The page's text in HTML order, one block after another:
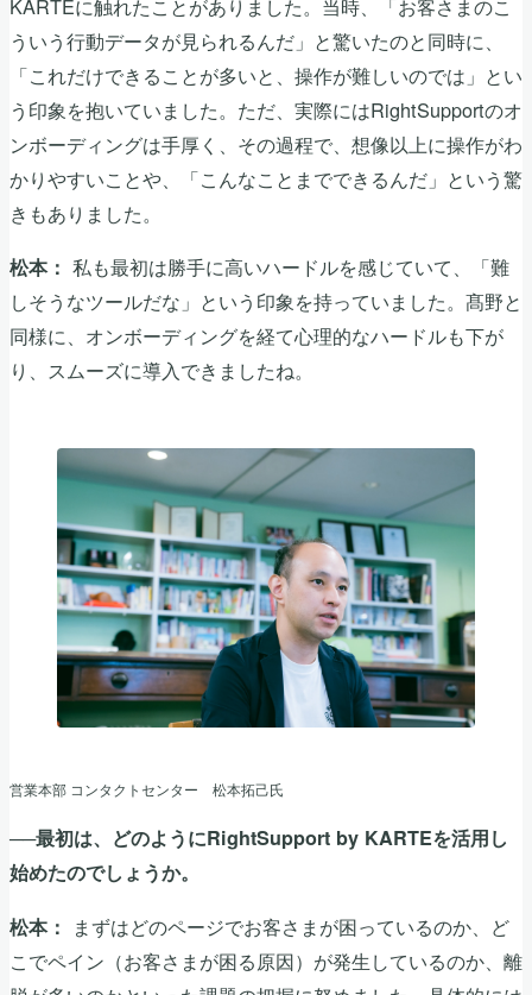
ういう行動データが見られるんだ」と驚いたのと同時に、
「これだけできることが多いと、操作が難しいのでは」とい
う印象を抱いていました。ただ、実際にはRightSupportのオ
ンボーディングは手厚く、その過程で、想像以上に操作がわ
かりやすいことや、「こんなことまでできるんだ」という驚
きもありました。
松本： 私も最初は勝手に高いハードルを感じていて、「難
しそうなツールだな」という印象を持っていました。髙野と
同様に、オンボーディングを経て心理的なハードルも下が
り、スムーズに導入できましたね。
営業本部 コンタクトセンター 松本拓己氏
──最初は、どのようにRightSupport by KARTEを活用し
始めたのでしょうか。
松本：
まずはどのページでお客さまが困っているのか、ど
こでペイン（お客さまが困る原因）が発生しているのか、離